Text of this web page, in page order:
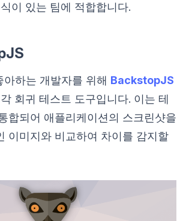
이 있는 팀에 적합합니다.
하는 개발자를 위해 BackstopJS
회귀 테스트 도구입니다. 이는 테
합되어 애플리케이션의 스크린샷을
이미지와 비교하여 차이를 감지할